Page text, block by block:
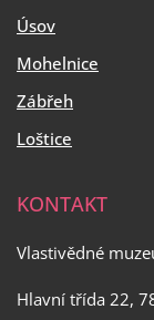
Úsov
Mohelnice
Zábřeh
Loštice
KONTAKT
Vlastivědné
Hlavní třída 22,